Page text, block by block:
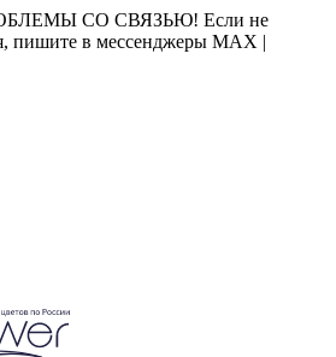
СО СВЯЗЬЮ! Если не
пишите в мессенджеры MAX |